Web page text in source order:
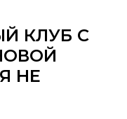
КЛУБ С
НЕ